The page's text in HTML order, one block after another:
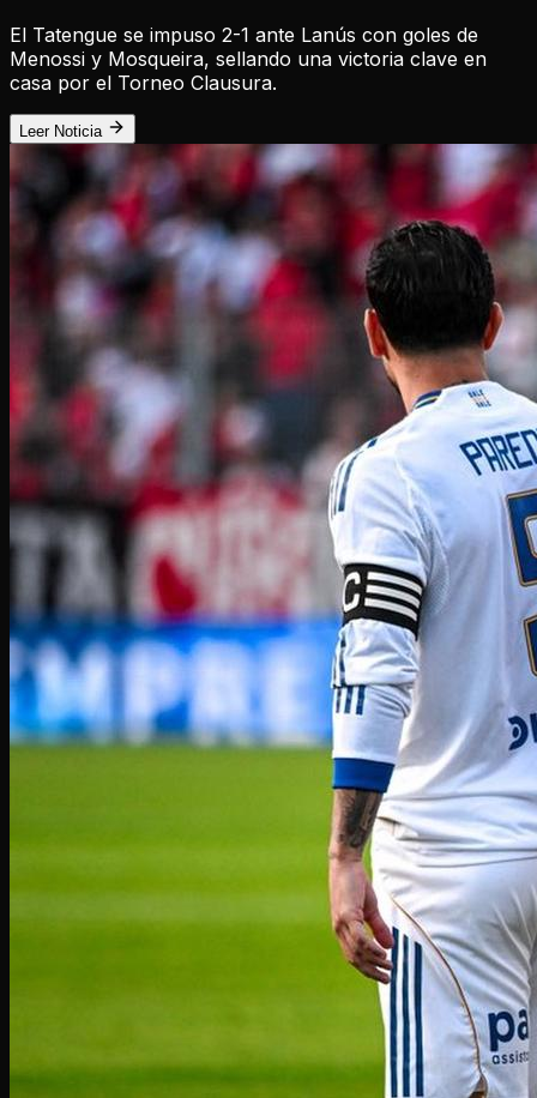
El Tatengue se impuso 2-1 ante Lanús con goles de
Menossi y Mosqueira, sellando una victoria clave en
casa por el Torneo Clausura.
Leer Noticia